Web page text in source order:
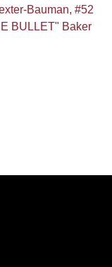
Bauman, #52
BULLET" Baker